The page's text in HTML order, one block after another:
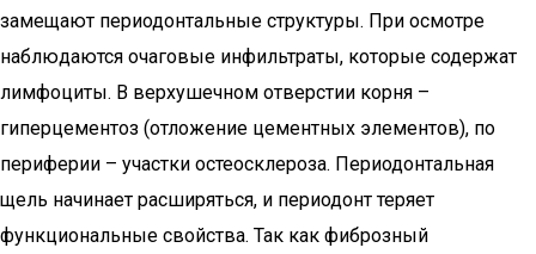
замещают периодонтальные структуры. При осмотре
наблюдаются очаговые инфильтраты, которые содержат
лимфоциты. В верхушечном отверстии корня –
гиперцементоз (отложение цементных элементов), по
периферии – участки остеосклероза. Периодонтальная
щель начинает расширяться, и периодонт теряет
функциональные свойства. Так как фиброзный